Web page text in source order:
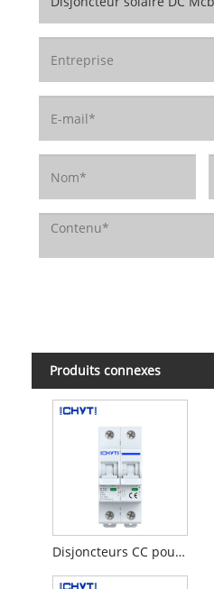
Produits connexes
Disjoncteurs CC pour panneaux solaires